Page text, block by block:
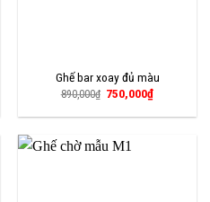
Ghế bar xoay đủ màu
890,000₫ Giá
là:
750,000₫Giá
tại